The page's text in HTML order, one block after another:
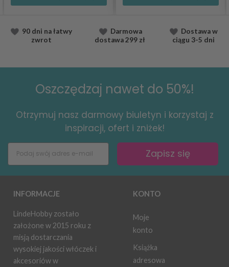
90 dni na łatwy
zwrot
Darmowa
dostawa299 zł
Dostawaw
ciągu 3-5 dni
Oszczędzaj nawet do 50%!
Otrzymuj nasz darmowy biuletyn i korzystaj z
inspiracji, ofert i zniżek!
Zapisz się
INFORMACJE
LindeHobby zostało
założone w 2015 roku z
misją dostarczania
wysokiej jakości włóczek i
akcesoriów w
KONTO
Moje
konto
Książka
adresowa